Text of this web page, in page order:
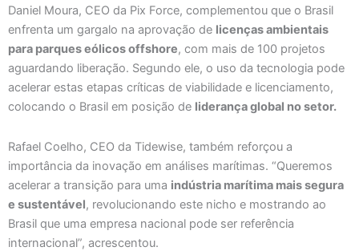
Daniel Moura, CEO da Pix Force, complementou que o Brasil
enfrenta um gargalo na aprovação de licenças ambientais
para parques eólicos offshore, com mais de 100 projetos
aguardando liberação. Segundo ele, o uso da tecnologia pode
acelerar estas etapas críticas de viabilidade e licenciamento,
colocando o Brasil em posição de liderança global no setor.
Rafael Coelho, CEO da Tidewise, também reforçou a
importância da inovação em análises marítimas. “Queremos
acelerar a transição para uma indústria marítima mais segura
e sustentável, revolucionando este nicho e mostrando ao
Brasil que uma empresa nacional pode ser referência
internacional”, acrescentou.